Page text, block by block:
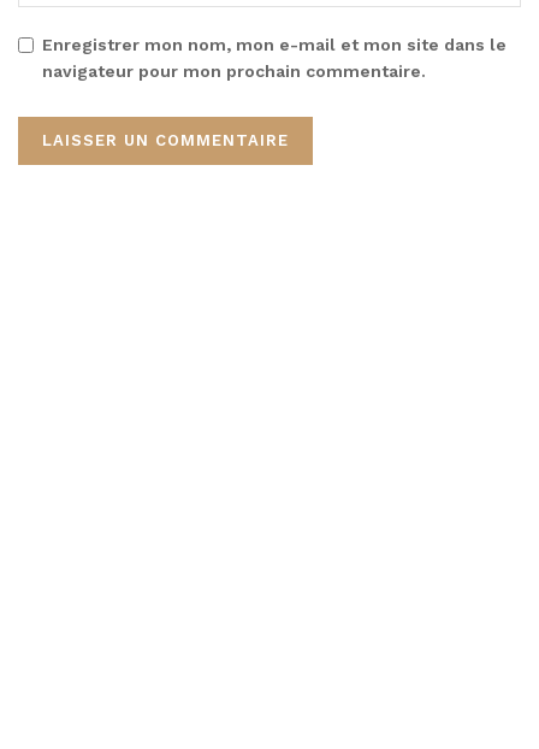
Enregistrer mon nom, mon e-mail et mon site dans le
navigateur pour mon prochain commentaire.